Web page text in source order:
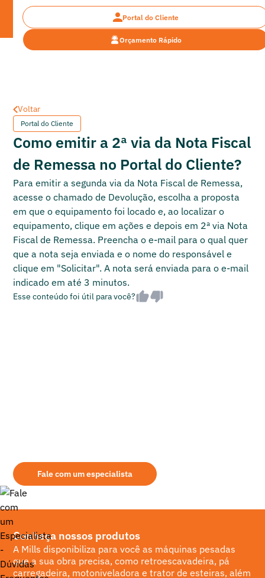
Orçamento Rápido
Portal do Cliente
Voltar
Portal do Cliente
Como emitir a 2ª via da Nota Fiscal
de Remessa no Portal do Cliente?
Para emitir a segunda via da Nota Fiscal de Remessa,
acesse o chamado de Devolução, escolha a proposta
em que o equipamento foi locado e, ao localizar o
equipamento, clique em ações e depois em 2ª via Nota
Fiscal de Remessa. Preencha o e-mail para o qual quer
que a nota seja enviada e o nome do responsável e
clique em "Solicitar". A nota será enviada para o e-mail
indicado em até 3 minutos.
Esse conteúdo foi útil para você?
Fale com um especialista
Conheça nossos produtos
A Mills disponibiliza para você as máquinas pesadas
que a sua obra precisa, como retroescavadeira, pá
carregadeira, motoniveladora e trator de esteiras, além